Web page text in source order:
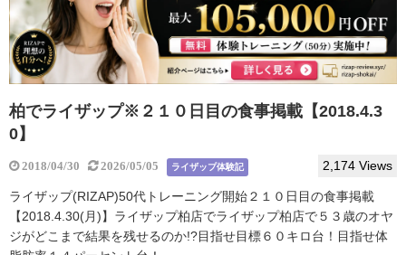
柏でライザップ※２１０日目の食事掲載【2018.4.3
0】
2018/04/30 2026/05/05 ライザップ体験記 2,174 Views
ライザップ(RIZAP)50代トレーニング開始２１０日目の食事掲載
【2018.4.30(月)】ライザップ柏店でライザップ柏店で５３歳のオヤ
ジがどこまで結果を残せるのか!?目指せ目標６０キロ台！目指せ体